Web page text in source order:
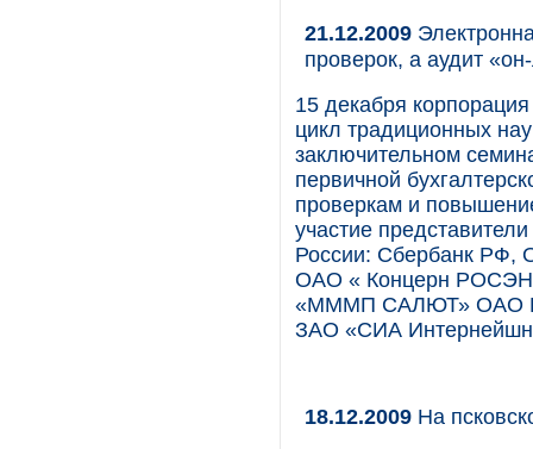
21.12.2009
проверок, а аудит
15 декабря
цикл традиционных
заключительном
первичной
проверкам и
участие
России: Сбербанк РФ,
ОАО « Концерн
«МММП САЛЮТ» ОАО
ЗАО «СИА
18.12.2009 На